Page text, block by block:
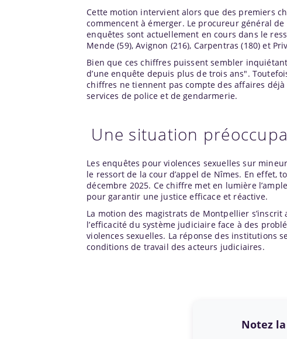
Cette motion intervient alors que des premiers
commencent à émerger. Le procureur général
enquêtes sont actuellement en cours dans le
Mende (59), Avignon (216), Carpentras (180) et
Bien que ces chiffres puissent sembler
d’une enquête depuis plus de trois ans".
chiffres ne tiennent pas compte des affaires
services de police et de gendarmerie.
Une situation
Les enquêtes pour violences sexuelles sur
le ressort de la cour d’appel de Nîmes. En effet,
décembre 2025. Ce chiffre met en lumière
pour garantir une justice efficace et réactive.
La motion des magistrats de Montpellier
l’efficacité du système judiciaire face à des
violences sexuelles. La réponse des institutions
conditions de travail des acteurs judiciaires.
Notez